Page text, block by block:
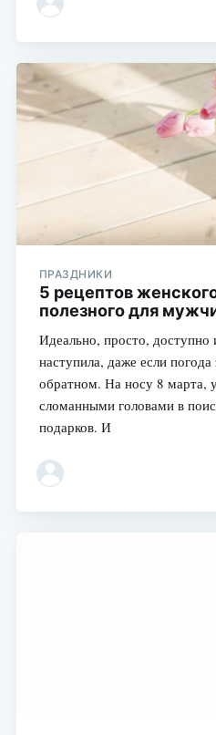
ПРАЗДНИКИ
5 рецептов
полезного для
Идеально, просто,
наступила, даже если
обратном. На носу 8 марта,
сломанными головами в
подарков. И